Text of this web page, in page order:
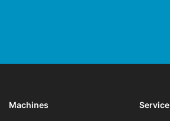
Machines Service